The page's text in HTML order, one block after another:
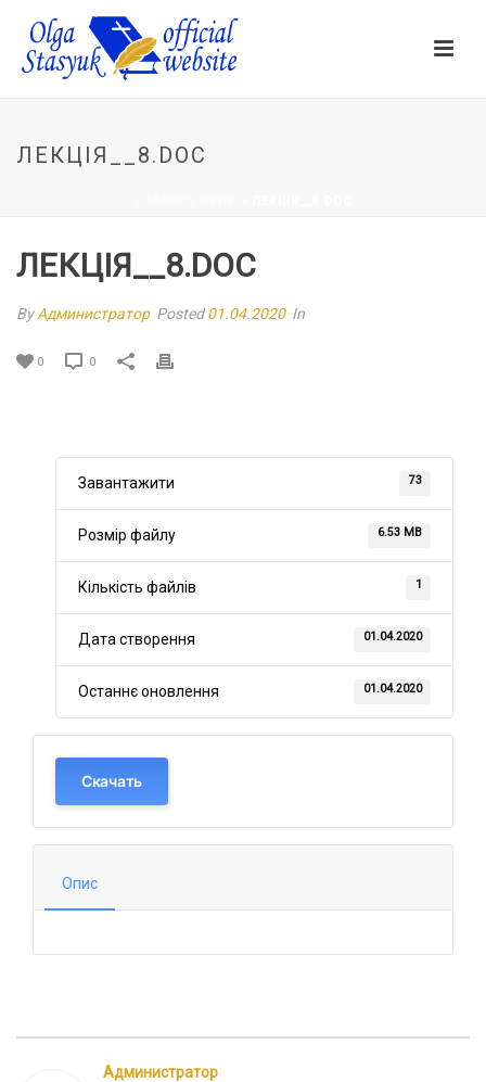
ЛЕКЦІЯ__8.DOC
ЛЕКЦІЯ__8.DOC
ByАдминистратор Posted01.04.2020 In
0 0
Завантажити 73
Розмір файлу 6.53 MB
Кількість файлів 1
Дата створення 01.04.2020
Останнє оновлення 01.04.2020
Скачать
Опис
Администратор